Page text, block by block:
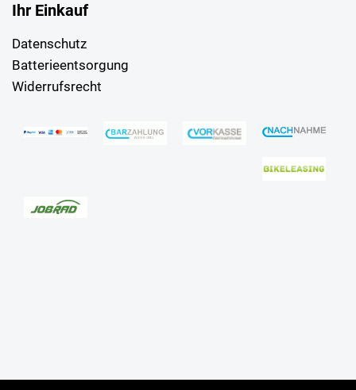
Ihr Einkauf
Datenschutz
Batterieentsorgung
Widerrufsrecht